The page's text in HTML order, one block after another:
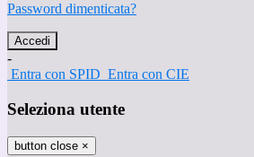
Password dimenticata?
-
Entra con SPID Entra con CIE
Seleziona utente
button close ×